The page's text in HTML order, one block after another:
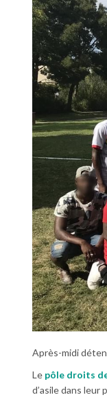
Après-midi
Le pôle droits
d’asile dans leur